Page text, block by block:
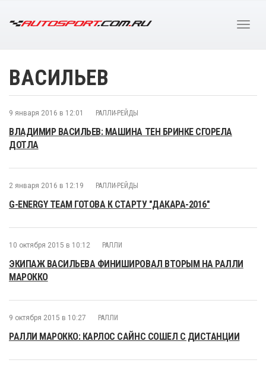
ВАСИЛЬЕВ
9 января 2016 в 12:01 РАЛЛИ-РЕЙДЫ
ВЛАДИМИР ВАСИЛЬЕВ: МАШИНА ТЕН БРИНКЕ СГОРЕЛА
ДОТЛА
2 января 2016 в 12:19 РАЛЛИ-РЕЙДЫ
G-ENERGY TEAM ГОТОВА К СТАРТУ "ДАКАРА-2016"
10 октября 2015 в 10:12 РАЛЛИ
ЭКИПАЖ ВАСИЛЬЕВА ФИНИШИРОВАЛ ВТОРЫМ НА РАЛЛИ
МАРОККО
9 октября 2015 в 10:27 РАЛЛИ
РАЛЛИ МАРОККО: КАРЛОС САЙНС СОШЕЛ С ДИСТАНЦИИ